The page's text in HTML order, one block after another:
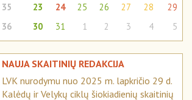
35
23 24 25 26 27 28
29
36
30 31 1 2 3 4 5
NAUJA SKAITINIŲ REDAKCIJA
LVK nurodymu nuo 2025 m. lapkričio 29 d.
Kalėdų ir Velykų ciklų šiokiadienių skaitinių